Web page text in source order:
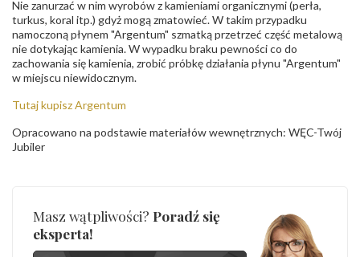
Nie zanurzać w nim wyrobów z kamieniami organicznymi (perła,
turkus, koral itp.) gdyż mogą zmatowieć. W takim przypadku
namoczoną płynem "Argentum" szmatką przetrzeć część metalową
nie dotykając kamienia. W wypadku braku pewności co do
zachowania się kamienia, zrobić próbkę działania płynu "Argentum"
w miejscu niewidocznym.
Tutaj kupisz Argentum
Opracowano na podstawie materiałów wewnętrznych: WĘC-Twój
Jubiler
Masz wątpliwości? Poradź się
eksperta!